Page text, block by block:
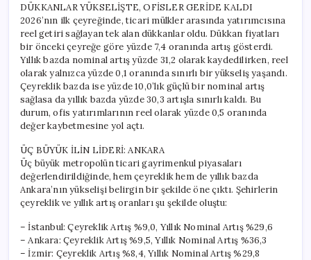
DÜKKANLAR YÜKSELİŞTE, OFİSLER GERİDE KALDI
2026’nın ilk çeyreğinde, ticari mülkler arasında yatırımcısına
reel getiri sağlayan tek alan dükkanlar oldu. Dükkan fiyatları
bir önceki çeyreğe göre yüzde 7,4 oranında artış gösterdi.
Yıllık bazda nominal artış yüzde 31,2 olarak kaydedilirken, reel
olarak yalnızca yüzde 0,1 oranında sınırlı bir yükseliş yaşandı.
Çeyreklik bazda ise yüzde 10,0’lık güçlü bir nominal artış
sağlasa da yıllık bazda yüzde 30,3 artışla sınırlı kaldı. Bu
durum, ofis yatırımlarının reel olarak yüzde 0,5 oranında
değer kaybetmesine yol açtı.
ÜÇ BÜYÜK İLİN LİDERİ: ANKARA
Üç büyük metropolün ticari gayrimenkul piyasaları
değerlendirildiğinde, hem çeyreklik hem de yıllık bazda
Ankara’nın yükselişi belirgin bir şekilde öne çıktı. Şehirlerin
çeyreklik ve yıllık artış oranları şu şekilde oluştu:
– İstanbul: Çeyreklik Artış %9,0, Yıllık Nominal Artış %29,6
– Ankara: Çeyreklik Artış %9,5, Yıllık Nominal Artış %36,3
– İzmir: Çeyreklik Artış %8,4, Yıllık Nominal Artış %29,8